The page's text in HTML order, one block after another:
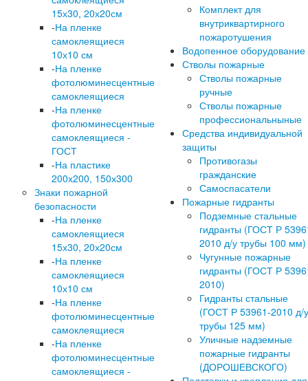
15х30, 20х20см
-На пленке
самоклеящиеся
10х10 см
-На пленке
фотолюминесцентные
самоклеящиеся
-На пленке
фотолюминесцентные
самоклеящиеся -
ГОСТ
-На пластике
200х200, 150х300
Знаки пожарной
безопасности
-На пленке
самоклеящиеся
15х30, 20х20см
-На пленке
самоклеящиеся
10х10 см
-На пленке
фотолюминесцентные
самоклеящиеся
-На пленке
фотолюминесцентные
самоклеящиеся -
Комплект для
внутриквартирного
пожаротушения
Водопенное оборудование
Стволы пожарные
Стволы пожарные
ручные
Стволы пожарные
профессиональныные
Средства индивидуальной
защиты
Противогазы
гражданские
Самоспасатели
Пожарные гидранты
Подземные стальные
гидранты (ГОСТ Р
2010 д/у трубы 100 мм)
Чугунные пожарные
гидранты (ГОСТ Р
2010)
Гидранты стальные
(ГОСТ Р 53961-2010 д/у
трубы 125 мм)
Уличные надземные
пожарные гидранты
(ДОРОШЕВСКОГО)